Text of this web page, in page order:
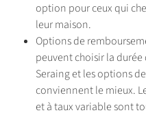
option pour ceux qui
leur maison.
Options de
peuvent choisir la
Seraing et les options
conviennent le mieux.
et à taux variable sont